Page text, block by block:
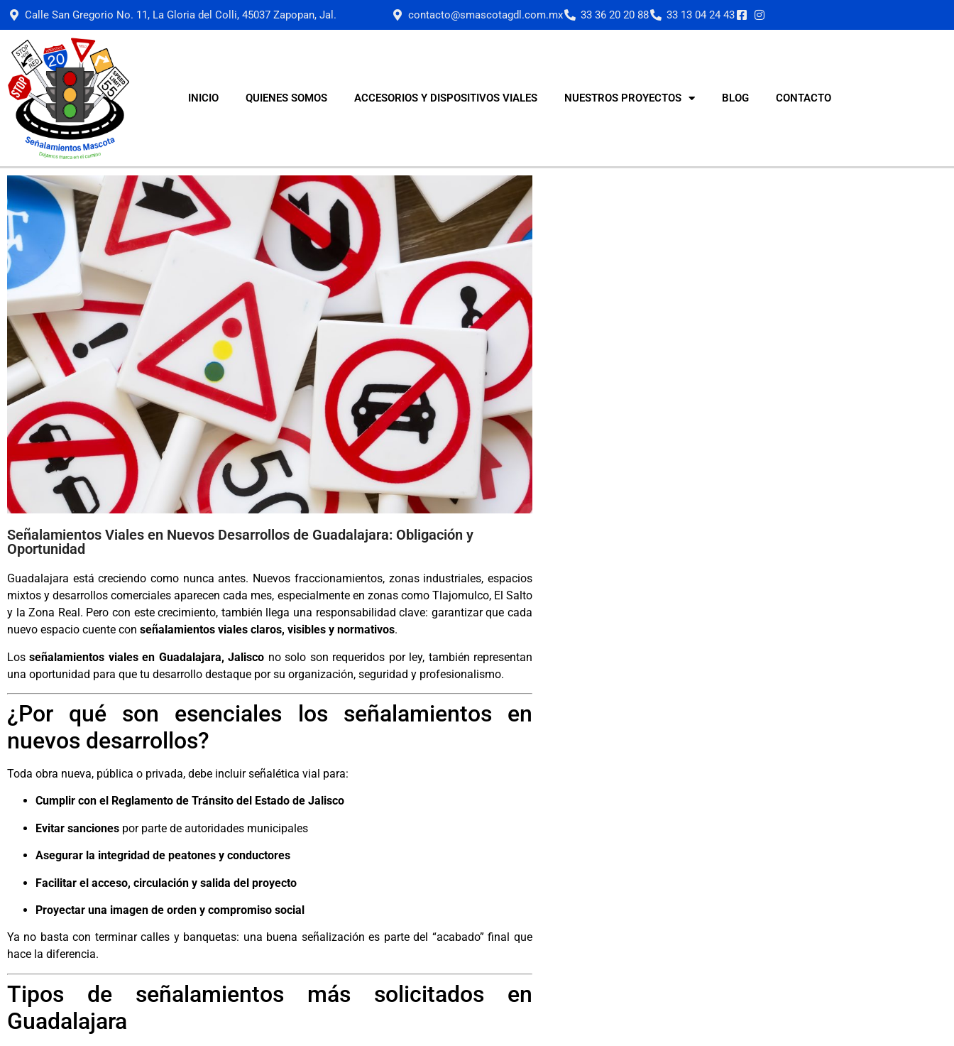
Calle San Gregorio No. 11, La Gloria del Colli, 45037 Zapopan, Jal. contacto@smascotagdl.com.mx 33 36 20 20 88 33 13 04 24 43
INICIO QUIENES SOMOS ACCESORIOS Y DISPOSITIVOS VIALES NUESTROS PROYECTOS BLOG CONTACTO
Señalamientos Viales en Nuevos Desarrollos de Guadalajara: Obligación y
Oportunidad
Guadalajara está creciendo como nunca antes. Nuevos fraccionamientos, zonas industriales, espacios
mixtos y desarrollos comerciales aparecen cada mes, especialmente en zonas como Tlajomulco, El Salto
y la Zona Real. Pero con este crecimiento, también llega una responsabilidad clave: garantizar que cada
nuevo espacio cuente con señalamientos viales claros, visibles y normativos.
Losseñalamientos viales en Guadalajara, Jalisco no solo son requeridos por ley, también representan
una oportunidad para que tu desarrollo destaque por su organización, seguridad y profesionalismo.
¿Por qué son esenciales los señalamientos en
nuevos desarrollos?
Toda obra nueva, pública o privada, debe incluir señalética vial para:
Cumplir con el Reglamento de Tránsito del Estado de Jalisco
Evitar sanciones por parte de autoridades municipales
Asegurar la integridad de peatones y conductores
Facilitar el acceso, circulación y salida del proyecto
Proyectar una imagen de orden y compromiso social
Ya no basta con terminar calles y banquetas: una buena señalización es parte del “acabado” final que
hace la diferencia.
Tipos de señalamientos más solicitados en
Guadalajara